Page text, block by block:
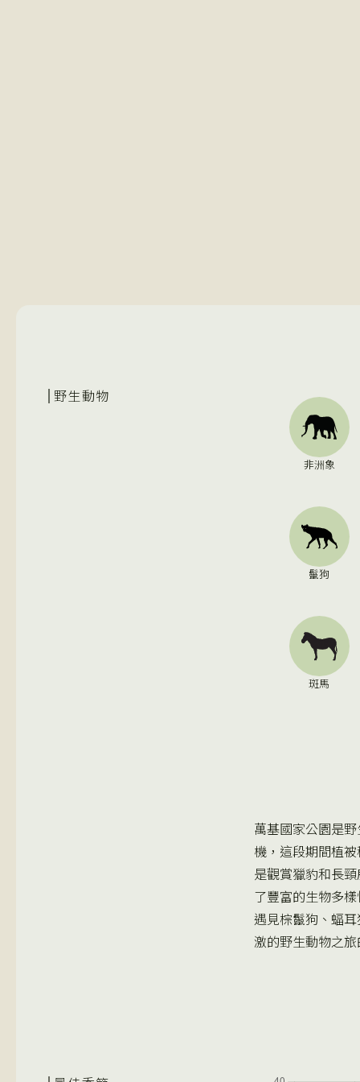
野生動物
非洲象
鬣狗
斑馬
萬基國家公園是
機，這段期間植
是觀賞獵豹和長
了豐富的生物多
遇見棕鬣狗、蝠
激的野生動物之